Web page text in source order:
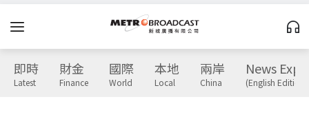
即時
Latest
財金
Finance
國際
World
本地
Local
兩岸
China
News
(English Edition)